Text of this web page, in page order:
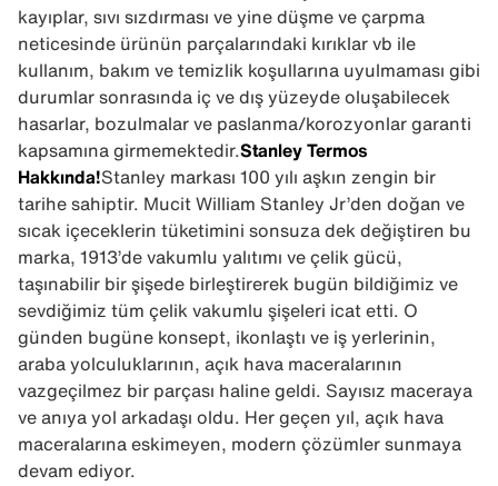
kayıplar, sıvı sızdırması ve yine düşme ve çarpma
neticesinde ürünün parçalarındaki kırıklar vb ile
kullanım, bakım ve temizlik koşullarına uyulmaması gibi
durumlar sonrasında iç ve dış yüzeyde oluşabilecek
hasarlar, bozulmalar ve paslanma/korozyonlar garanti
kapsamına girmemektedir.Stanley Termos
Hakkında!Stanley markası 100 yılı aşkın zengin bir
tarihe sahiptir. Mucit William Stanley Jr’den doğan ve
sıcak içeceklerin tüketimini sonsuza dek değiştiren bu
marka, 1913’de vakumlu yalıtımı ve çelik gücü,
taşınabilir bir şişede birleştirerek bugün bildiğimiz ve
sevdiğimiz tüm çelik vakumlu şişeleri icat etti. O
günden bugüne konsept, ikonlaştı ve iş yerlerinin,
araba yolculuklarının, açık hava maceralarının
vazgeçilmez bir parçası haline geldi. Sayısız maceraya
ve anıya yol arkadaşı oldu. Her geçen yıl, açık hava
maceralarına eskimeyen, modern çözümler sunmaya
devam ediyor.